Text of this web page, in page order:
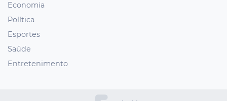
Economia
Política
Esportes
Saúde
Entretenimento